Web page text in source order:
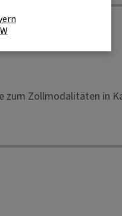
zum Zollmodalitäten in